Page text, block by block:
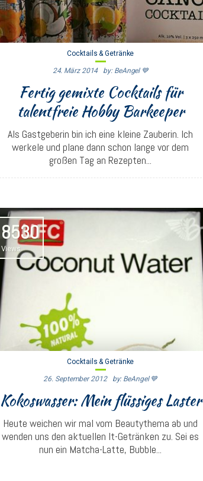
Cocktails & Getränke
24. März 2014 By: BeAngel 💙
Fertig gemixte Cocktails für
talentfreie Hobby Barkeeper
Als Gastgeberin bin ich eine kleine Zauberin. Ich
werkele und plane dann schon lange vor dem
großen Tag an Rezepten...
8530
Views
Cocktails & Getränke
26. September 2012 By: BeAngel 💙
Kokoswasser: Mein flüssiges Laster
Heute weichen wir mal vom Beautythema ab und
wenden uns den aktuellen It-Getränken zu. Sei es
nun ein Matcha-Latte, Bubble...